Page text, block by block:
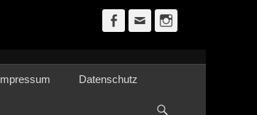
Facebook
Mail
Impressum Datenschutz